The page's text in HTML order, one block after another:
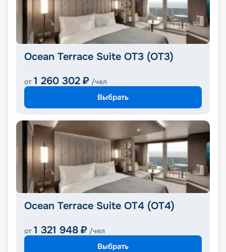
Ocean Terrace Suite OT3 (OT3)
от 1 260 302 ₽ /чел
Выбрать
Ocean Terrace Suite OT4 (OT4)
от 1 321 948 ₽ /чел
Выбрать